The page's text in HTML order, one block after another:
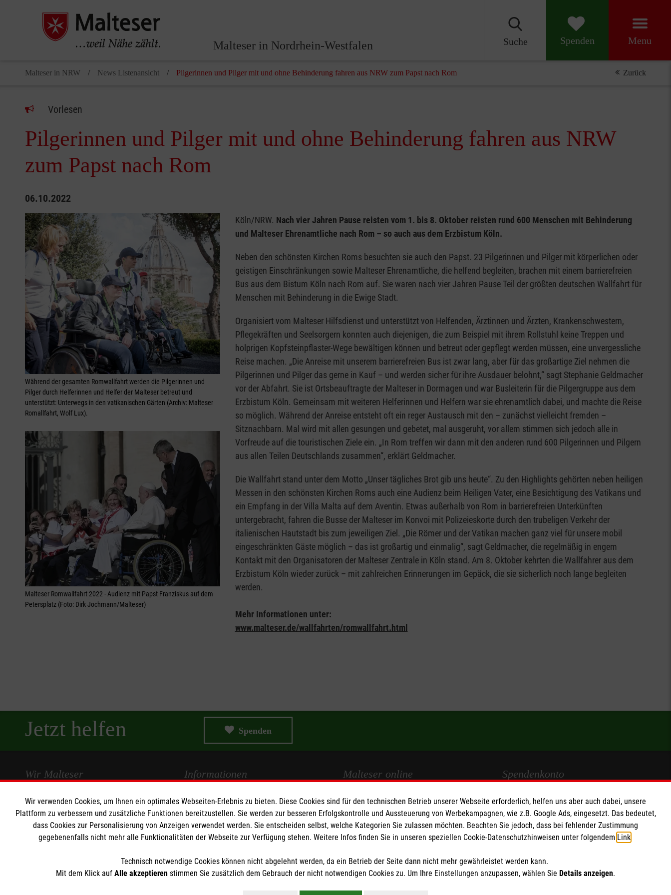
Malteser in Nordrhein-Westfalen Suche Spenden Menu
Malteser in NRW News Listenansicht Pilgerinnen und Pilger mit und ohne Behinderung fahren aus NRW zum Papst nach Rom Zurück
Vorlesen
Pilgerinnen und Pilger mit und ohne Behinderung fahren aus NRW
zum Papst nach Rom
06.10.2022
Während der gesamten Romwallfahrt werden die Pilgerinnen und
Pilger durch Helferinnen und Helfer der Malteser betreut und
unterstützt: Unterwegs in den vatikanischen Gärten (Archiv: Malteser
Romallfahrt, Wolf Lux).
Malteser Romwallfahrt 2022 - Audienz mit Papst Franziskus auf dem
Petersplatz (Foto: Dirk Jochmann/Malteser)
Köln/NRW. Nach vier Jahren Pause reisten vom 1. bis 8. Oktober reisten rund 600 Menschen mit Behinderung
und Malteser Ehrenamtliche nach Rom – so auch aus dem Erzbistum Köln.
Neben den schönsten Kirchen Roms besuchten sie auch den Papst. 23 Pilgerinnen und Pilger mit körperlichen oder
geistigen Einschränkungen sowie Malteser Ehrenamtliche, die helfend begleiten, brachen mit einem barrierefreien
Bus aus dem Bistum Köln nach Rom auf. Sie waren nach vier Jahren Pause Teil der größten deutschen Wallfahrt für
Menschen mit Behinderung in die Ewige Stadt.
Organisiert vom Malteser Hilfsdienst und unterstützt von Helfenden, Ärztinnen und Ärzten, Krankenschwestern,
Pflegekräften und Seelsorgern konnten auch diejenigen, die zum Beispiel mit ihrem Rollstuhl keine Treppen und
holprigen Kopfsteinpflaster-Wege bewältigen können und betreut oder gepflegt werden müssen, eine unvergessliche
Reise machen. „Die Anreise mit unserem barrierefreien Bus ist zwar lang, aber für das großartige Ziel nehmen die
Pilgerinnen und Pilger das gerne in Kauf – und werden sicher für ihre Ausdauer belohnt,“ sagt Stephanie Geldmacher
vor der Abfahrt. Sie ist Ortsbeauftragte der Malteser in Dormagen und war Busleiterin für die Pilgergruppe aus dem
Erzbistum Köln. Gemeinsam mit weiteren Helferinnen und Helfern war sie ehrenamtlich dabei, und machte die Reise
so möglich. Während der Anreise entsteht oft ein reger Austausch mit den – zunächst vielleicht fremden –
Sitznachbarn. Mal wird mit allen gesungen und gebetet, mal ausgeruht, vor allem stimmen sich jedoch alle in
Vorfreude auf die touristischen Ziele ein. „In Rom treffen wir dann mit den anderen rund 600 Pilgerinnen und Pilgern
aus allen Teilen Deutschlands zusammen“, erklärt Geldmacher.
Die Wallfahrt stand unter dem Motto „Unser tägliches Brot gib uns heute“. Zu den Highlights gehörten neben heiligen
Messen in den schönsten Kirchen Roms auch eine Audienz beim Heiligen Vater, eine Besichtigung des Vatikans und
ein Empfang in der Villa Malta auf dem Aventin. Etwas außerhalb von Rom in barrierefreien Unterkünften
untergebracht, fahren die Busse der Malteser im Konvoi mit Polizeieskorte durch den trubeligen Verkehr der
italienischen Hautstadt bis zum jeweiligen Ziel. „Die Römer und der Vatikan machen ganz viel für unsere mobil
eingeschränkten Gäste möglich – das ist großartig und einmalig“, sagt Geldmacher, die regelmäßig in engem
Kontakt mit den Organisatoren der Malteser Zentrale in Köln stand. Am 8. Oktober kehrten die Wallfahrer aus dem
Erzbistum Köln wieder zurück – mit zahlreichen Erinnerungen im Gepäck, die sie sicherlich noch lange begleiten
werden.
Mehr Informationen unter:
www.malteser.de/wallfahrten/romwallfahrt.html
Jetzt helfen Spenden
Wir Malteser
Spenden und Helfen
Angebote und Leistungen
Informationen
Kontakt
Pressestelle
Malteser online
Malteserorden
Malteser Jugend
Malteser International
Spendenkonto
Empfänger: Malteser Hilfsdienst e.V.
IBAN: DE103 7060 120 120 120 0001 2
BIC: GENODED 1PA7
Wir verwenden Cookies, um Ihnen ein optimales Webseiten-Erlebnis zu bieten. Diese Cookies sind für den technischen Betrieb unserer Webseite erforderlich, helfen uns aber auch dabei, unsere
Plattform zu verbessern und zusätzliche Funktionen bereitzustellen. Sie werden zur besseren Erfolgskontrolle und Aussteuerung von Werbekampagnen, wie z.B. Google Ads, eingesetzt. Das bedeutet,
dass Cookies zur Personalisierung von Anzeigen verwendet werden. Sie entscheiden selbst, welche Kategorien Sie zulassen möchten. Beachten Sie jedoch, dass bei fehlender Zustimmung
gegebenenfalls nicht mehr alle Funktionalitäten der Webseite zur Verfügung stehen. Weitere Infos finden Sie in unseren speziellen Cookie-Datenschutzhinweisen unter folgendem Link
Technisch notwendige Cookies können nicht abgelehnt werden, da ein Betrieb der Seite dann nicht mehr gewährleistet werden kann.
Mit dem Klick auf Alle akzeptieren stimmen Sie zusätzlich dem Gebrauch der nicht notwendigen Cookies zu. Um Ihre Einstellungen anzupassen, wählen Sie Details anzeigen.